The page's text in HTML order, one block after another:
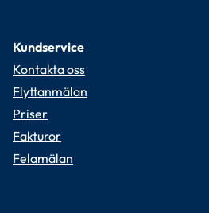
Kundservice
Kontakta oss
Flyttanmälan
Priser
Fakturor
Felamälan